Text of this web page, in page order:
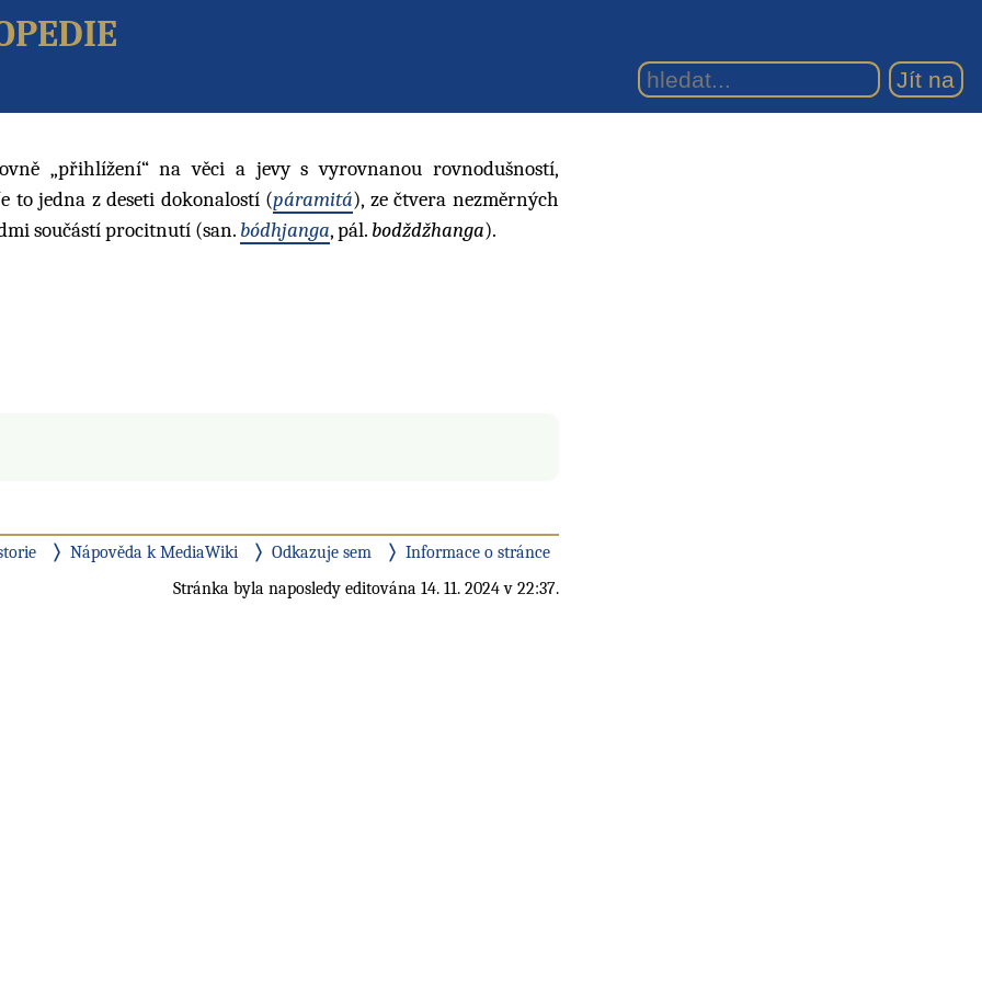
„přihlížení“ na věci a jevy s vyrovnanou rovnodušností,
to jedna z deseti dokonalostí (páramitá), ze čtvera nezměrných
součástí procitnutí (san. bódhjanga, pál. bodždžhanga).
Nápověda k MediaWiki Odkazuje sem
Informace o stránce
Stránka byla naposledy editována 14. 11. 2024 v 22:37.